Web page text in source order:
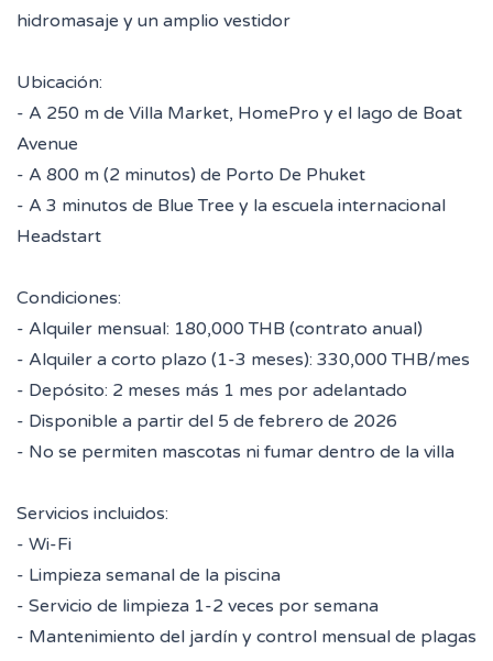
hidromasaje y un amplio vestidor
Ubicación:
- A 250 m de Villa Market, HomePro y el lago de Boat
Avenue
- A 800 m (2 minutos) de Porto De Phuket
- A 3 minutos de Blue Tree y la escuela internacional
Headstart
Condiciones:
- Alquiler mensual: 180,000 THB (contrato anual)
- Alquiler a corto plazo (1-3 meses): 330,000 THB/mes
- Depósito: 2 meses más 1 mes por adelantado
- Disponible a partir del 5 de febrero de 2026
- No se permiten mascotas ni fumar dentro de la villa
Servicios incluidos:
- Wi-Fi
- Limpieza semanal de la piscina
- Servicio de limpieza 1-2 veces por semana
- Mantenimiento del jardín y control mensual de plagas